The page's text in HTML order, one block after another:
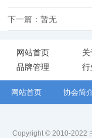
下一篇：暂无
网站首页
品牌管理
行
网站首页 协会简
Copyright © 2010-2022